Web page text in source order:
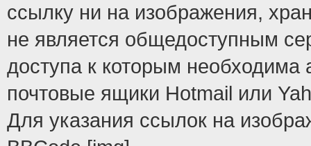
ссылку ни на изображения,
не является общедоступным
доступа к которым
почтовые ящики Hotmail или
Для указания ссылок на